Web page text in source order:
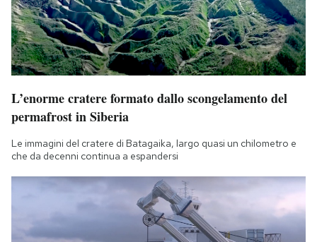
L’enorme cratere formato dallo scongelamento del
permafrost in Siberia
Le immagini del cratere di Batagaika, largo quasi un chilometro e
che da decenni continua a espandersi